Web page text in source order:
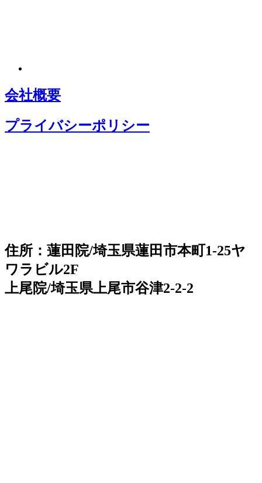
会社概要
プライバシーポリシー
住所：蓮田院/埼玉県蓮田市本町1-25ヤ
ワラビル2F
上尾院/埼玉県上尾市谷津2-2-2